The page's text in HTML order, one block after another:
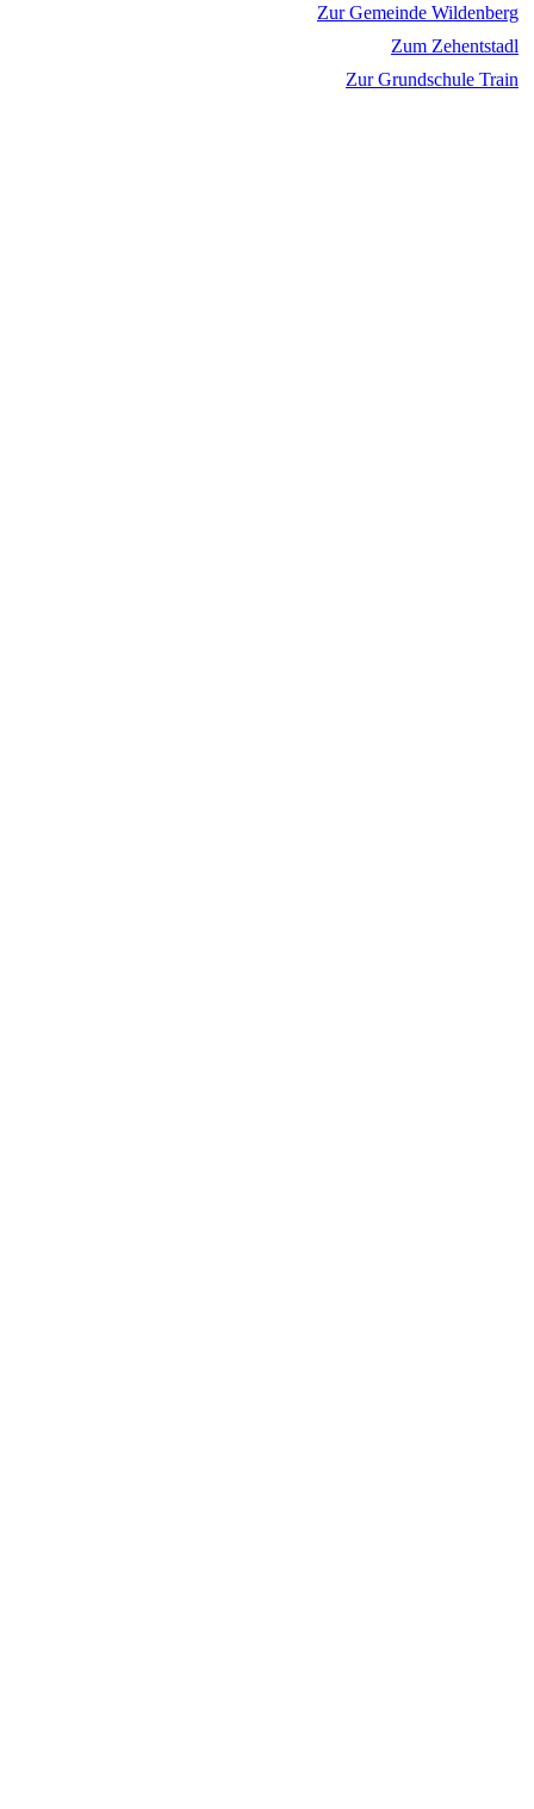
Zur Gemeinde Wildenberg
Zum Zehentstadl
Zur Grundschule Train